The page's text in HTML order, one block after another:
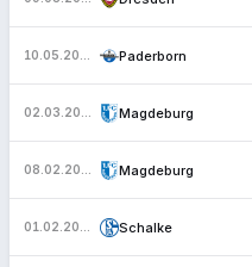
Paderborn
Magdeburg
Magdeburg
Schalke